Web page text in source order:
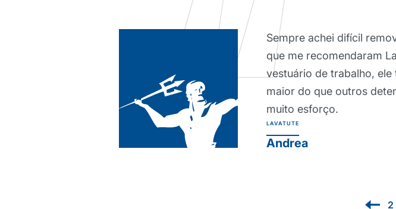
Sempre achei difícil
que me recomendaram
vestuário de trabalho,
maior do que outros
muito esforço.
LAVATUTE
Andrea
2